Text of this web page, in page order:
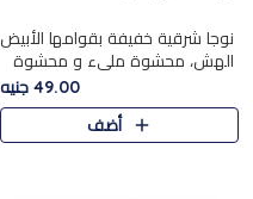
نوجا شرقية خفيفة بقوامها الأبيض
الهش، محشوة مليء و محشوة
بـكمية وفيرة من الفستق الفاخر
لتمنحك نكهة مكسرات غنية
وقرمشة مميزة في كل قطعة و
49.00 جنيه
أضف